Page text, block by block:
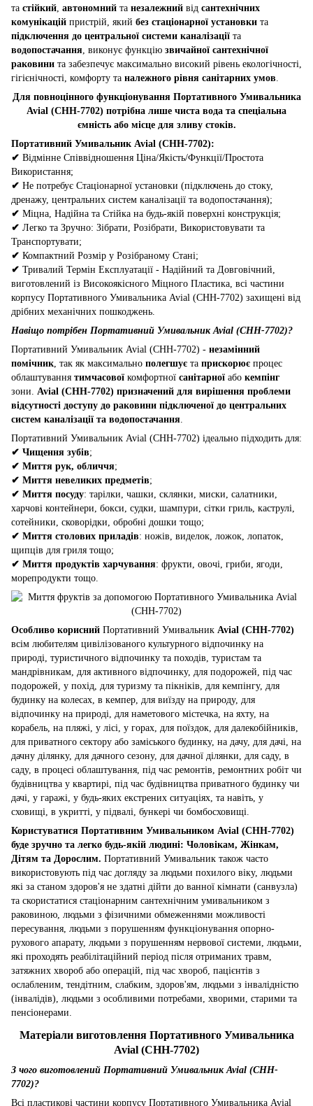
та стійкий автономний та незалежний від сантехнічних
комунікацій пристрій, який без стаціонарної установки та
підключення до центральної системи каналізації та
водопостачання , виконує функцію звичайної сантехнічної
раковини та забезпечує максимально високий рівень екологічності,
гігієнічності, комфорту та належного рівня санітарних умов
Для повноцінного функціонування Портативного Умивальника
Avial (CHH-7702) потрібна лише чиста вода та спеціальна
ємність або місце для зливу стоків.
Портативний Умивальник Avial (CHH-7702):
✔ Відмінне Співвідношення Ціна/Якість/Функції/Простота
Використання;
✔ Не потребує Стаціонарної установки (підключень до стоку,
дренажу, центральних систем каналізації та водопостачання);
✔ Міцна, Надійна та Стійка на будь-якій поверхні конструкція;
✔ Легко та Зручно: Зібрати, Розібрати, Використовувати та
Транспортувати;
✔ Компактний Розмір у Розібраному Стані;
✔ Тривалий Термін Експлуатації - Надійний та Довговічний,
виготовлений із Високоякісного Міцного Пластика, всі частини
корпусу Портативного Умивальника Avial (CHH-7702) захищені від
дрібних механічних пошкоджень.
Навіщо потрібен Портативний Умивальник Avial (CHH-7702)?
Портативний Умивальник Avial (CHH-7702) - незамінний
помічник , так як максимально полегшує та прискорює процес
облаштування тимчасової комфортної санітарної або кемпінг
зони. Avial (CHH-7702) призначений для вирішення проблеми
відсутності доступу до раковини підключеної до центральних
систем каналізації та водопостачання
Портативний Умивальник Avial (CHH-7702) ідеально підходить для:
✔ Чищення зубів;
✔ Миття рук, обличчя;
✔ Миття невеликих предметів;
✔ Миття посуду: тарілки, чашки, склянки, миски, салатники,
харчові контейнери, бокси, судки, шампури, сітки гриль, каструлі,
сотейники, сковорідки, обробні дошки тощо;
✔ Миття столових приладів: ножів, виделок, ложок, лопаток,
щипців для гриля тощо;
✔ Миття продуктів харчування: фрукти, овочі, гриби, ягоди,
морепродукти тощо.
Особливо корисний Портативний Умивальник Avial (CHH-7702)
всім любителям цивілізованого культурного відпочинку на
природі, туристичного відпочинку та походів, туристам та
мандрівникам, для активного відпочинку, для подорожей, під час
подорожей, у похід, для туризму та пікніків, для кемпінгу, для
будинку на колесах, в кемпер, для виїзду на природу, для
відпочинку на природі, для наметового містечка, на яхту, на
корабель, на пляжі, у лісі, у горах, для поїздок, для далекобійників,
для приватного сектору або заміського будинку, на дачу, для дачі, на
дачну ділянку, для дачного сезону, для дачної ділянки, для саду, в
саду, в процесі облаштування, під час ремонтів, ремонтних робіт чи
будівництва у квартирі, під час будівництва приватного будинку чи
дачі, у гаражі, у будь-яких екстрених ситуаціях, та навіть, у
сховищі, в укритті, у підвалі, бункері чи бомбосховищі.
Користуватися Портативним Умивальником Avial (CHH-7702)
буде зручно та легко будь-якій людині: Чоловікам, Жінкам,
Дітям та Дорослим. Портативний Умивальник також часто
використовують під час догляду за людьми похилого віку, людьми
які за станом здоров'я не здатні дійти до ванної кімнати (санвузла)
та скористатися стаціонарним сантехнічним умивальником з
раковиною, людьми з фізичними обмеженнями можливості
пересування, людьми з порушенням функціонування опорно-
рухового апарату, людьми з порушенням нервової системи, людьми,
які проходять реабілітаційний період після отриманих травм,
затяжних хвороб або операцій, під час хвороб, пацієнтів з
ослабленим, тендітним, слабким, здоров'ям, людьми з інвалідністю
(інвалідів), людьми з особливими потребами, хворими, старими та
пенсіонерами.
Матеріали виготовлення Портативного Умивальника
Avial (CHH-7702)
З чого виготовлений Портативний Умивальник Avial (CHH-
7702)?
Всі пластикові частини корпусу Портативного Умивальника Avial